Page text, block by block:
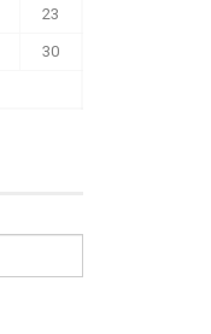
23
30